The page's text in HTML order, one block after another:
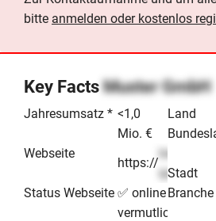
bitte anmelden oder kostenlos
Key FactsMuster GmbH
Jahresumsatz * <1,0
Mio. €
Webseite
https://
lorem-
ipsum
Status Webseite ✅ online -
vermutlich
Land
Stadt
Branche